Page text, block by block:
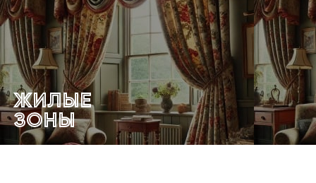
ЖИЛЫЕ
ЗОНЫ